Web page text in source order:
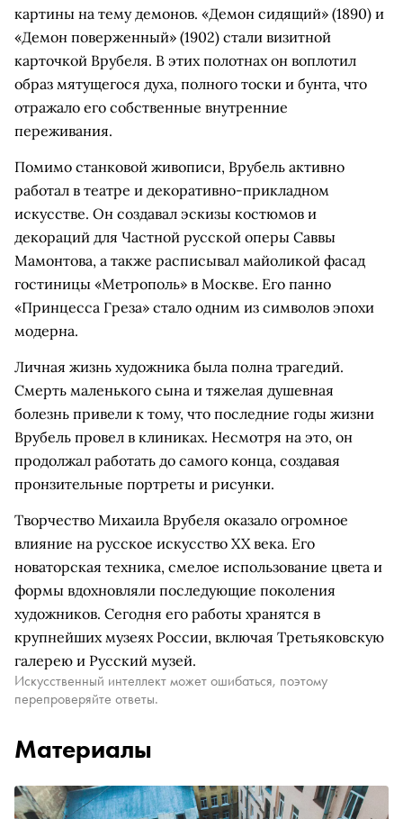
картины на тему демонов. «Демон сидящий» (1890) и
«Демон поверженный» (1902) стали визитной
карточкой Врубеля. В этих полотнах он воплотил
образ мятущегося духа, полного тоски и бунта, что
отражало его собственные внутренние
переживания.
Помимо станковой живописи, Врубель активно
работал в театре и декоративно-прикладном
искусстве. Он создавал эскизы костюмов и
декораций для Частной русской оперы Саввы
Мамонтова, а также расписывал майоликой фасад
гостиницы «Метрополь» в Москве. Его панно
«Принцесса Греза» стало одним из символов эпохи
модерна.
Личная жизнь художника была полна трагедий.
Смерть маленького сына и тяжелая душевная
болезнь привели к тому, что последние годы жизни
Врубель провел в клиниках. Несмотря на это, он
продолжал работать до самого конца, создавая
пронзительные портреты и рисунки.
Творчество Михаила Врубеля оказало огромное
влияние на русское искусство XX века. Его
новаторская техника, смелое использование цвета и
формы вдохновляли последующие поколения
художников. Сегодня его работы хранятся в
крупнейших музеях России, включая Третьяковскую
галерею и Русский музей.
Искусственный интеллект может ошибаться, поэтому
перепроверяйте ответы.
Материалы